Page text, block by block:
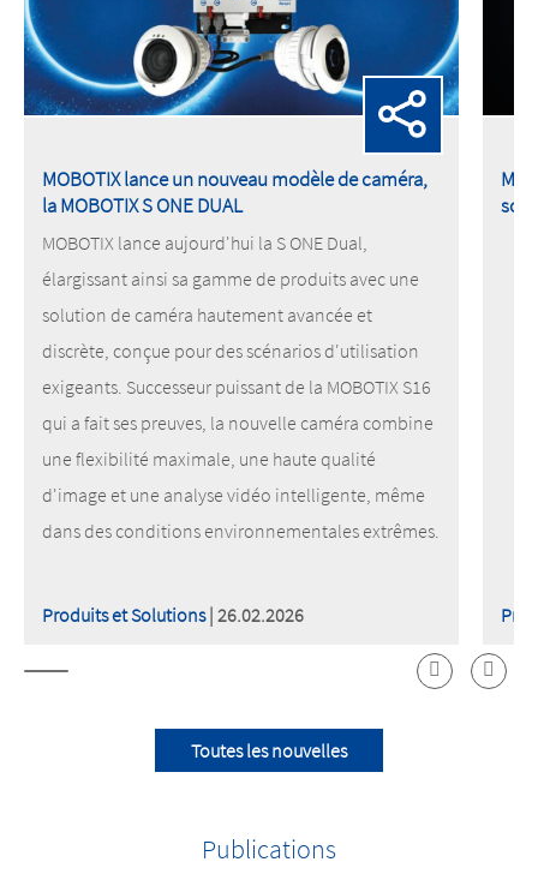
MOBOTIX lance un nouveau modèle de caméra,
la MOBOTIX S ONE DUAL
MOBOTIX lance aujourd'hui la S ONE Dual,
élargissant ainsi sa gamme de produits avec une
solution de caméra hautement avancée et
discrète, conçue pour des scénarios d'utilisation
exigeants. Successeur puissant de la MOBOTIX S16
qui a fait ses preuves, la nouvelle caméra combine
une flexibilité maximale, une haute qualité
d'image et une analyse vidéo intelligente, même
dans des conditions environnementales extrêmes.
Produits et Solutions| 26.02.2026
son
Toutes les nouvelles
Publications